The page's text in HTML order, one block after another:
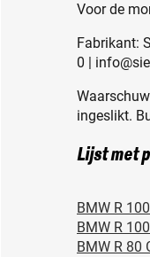
Voor de
Fabrikant:
0 |
ingeslikt.
Lijst met
BMW R
BMW R
BMW R 80